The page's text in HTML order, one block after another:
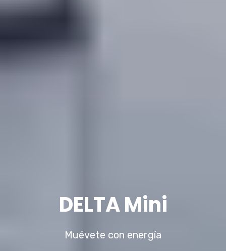
DELTAMini
Muévete con energía